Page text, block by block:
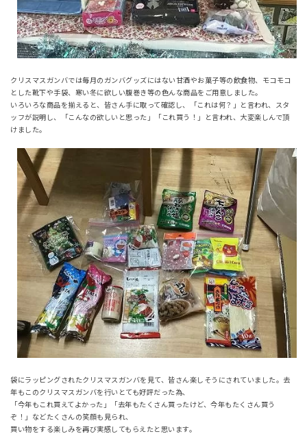
クリスマスガンバでは毎月のガンバグッズにはない甘酒やお菓子等の飲食物、モコモコ
とした靴下や手袋、寒い冬に欲しい腹巻き等の色んな商品をご用意しました。
いろいろな商品を揃えると、皆さん手に取って確認し、「これは何？」と言われ、スタ
ッフが説明し、「こんなの欲しいと思った」「これ買う！」と言われ、大変楽しんで頂
けました。
袋にラッピングされたクリスマスガンバを見て、皆さん楽しそうにされていました。去
年もこのクリスマスガンバを行いとても好評だった為、
「今年もこれ買えてよかった」「去年もたくさん買ったけど、今年もたくさん買う
ぞ！」などたくさんの笑顔も見られ、
買い物をする楽しみを再び実感してもらえたと思います。